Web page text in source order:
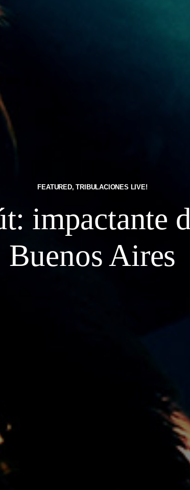
FEATURED,TRIBULACIONES LIVE!
impactante
Buenos Aires